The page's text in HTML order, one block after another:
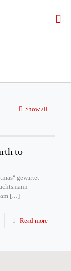
Show all
to
gewartet
[…]
Read more